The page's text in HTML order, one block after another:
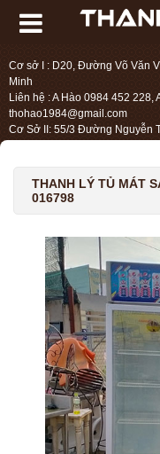
Cơ sở I : D20, Đường Võ Văn
Minh
Liên hệ : A Hào 0984 452 228,
thohao1984@gmail.com
Cơ Sở II: 55/3 Đường Nguyễn
THANH LÝ TỦ MÁT
016798